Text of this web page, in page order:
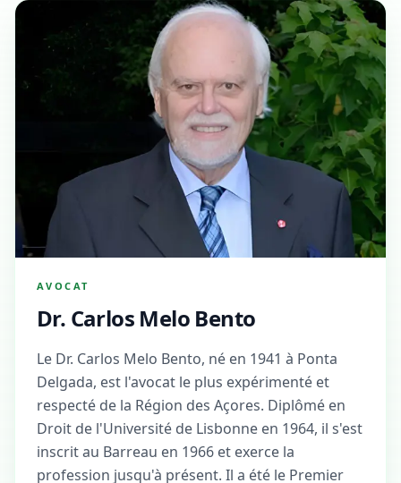
AVOCAT
Dr. Carlos Melo Bento
Le Dr. Carlos Melo Bento, né en 1941 à Ponta
Delgada, est l'avocat le plus expérimenté et
respecté de la Région des Açores. Diplômé en
Droit de l'Université de Lisbonne en 1964, il s'est
inscrit au Barreau en 1966 et exerce la
profession jusqu'à présent. Il a été le Premier